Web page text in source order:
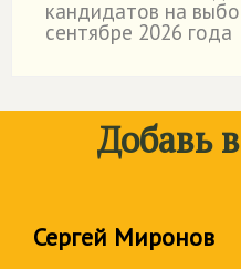
кандидатов на
сентябре 2026 года
Добавь
Сергей Миронов